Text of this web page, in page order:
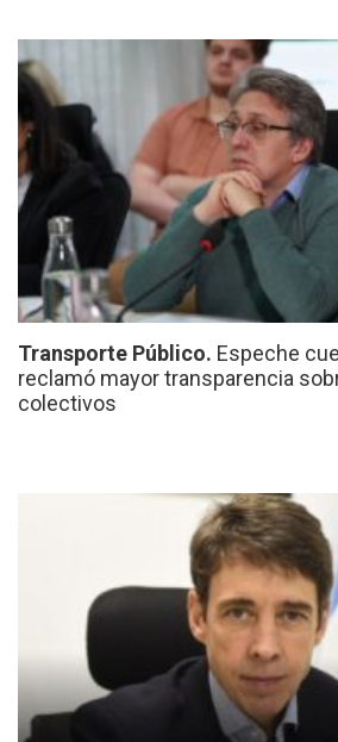
Transporte Público. Espeche
reclamó mayor transparencia
colectivos